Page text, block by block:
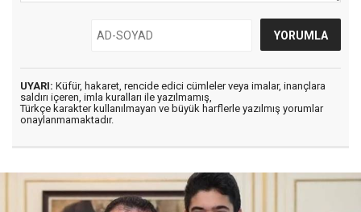
UYARI: Küfür, hakaret, rencide edici cümleler veya imalar, inançlara
saldırı içeren, imla kuralları ile yazılmamış,
Türkçe karakter kullanılmayan ve büyük harflerle yazılmış yorumlar
onaylanmamaktadır.